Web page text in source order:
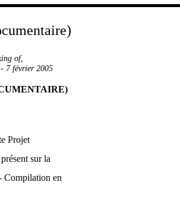
of,
- 7 février 2005
Projet
sur la
Compilation en